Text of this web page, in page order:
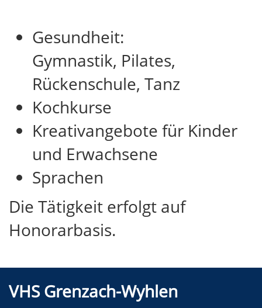
Gesundheit:
Gymnastik, Pilates,
Rückenschule, Tanz
Kochkurse
Kreativangebote für Kinder
und Erwachsene
Sprachen
Die Tätigkeit erfolgt auf
Honorarbasis.
VHS Grenzach-Wyhlen